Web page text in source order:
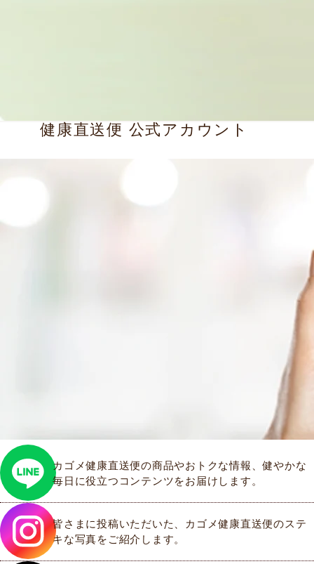
健康直送便 公式アカウント
カゴメ健康直送便の商品やおトクな情報、健やかな
毎日に役立つコンテンツをお届けします。
皆さまに投稿いただいた、カゴメ健康直送便のステ
キな写真をご紹介します。